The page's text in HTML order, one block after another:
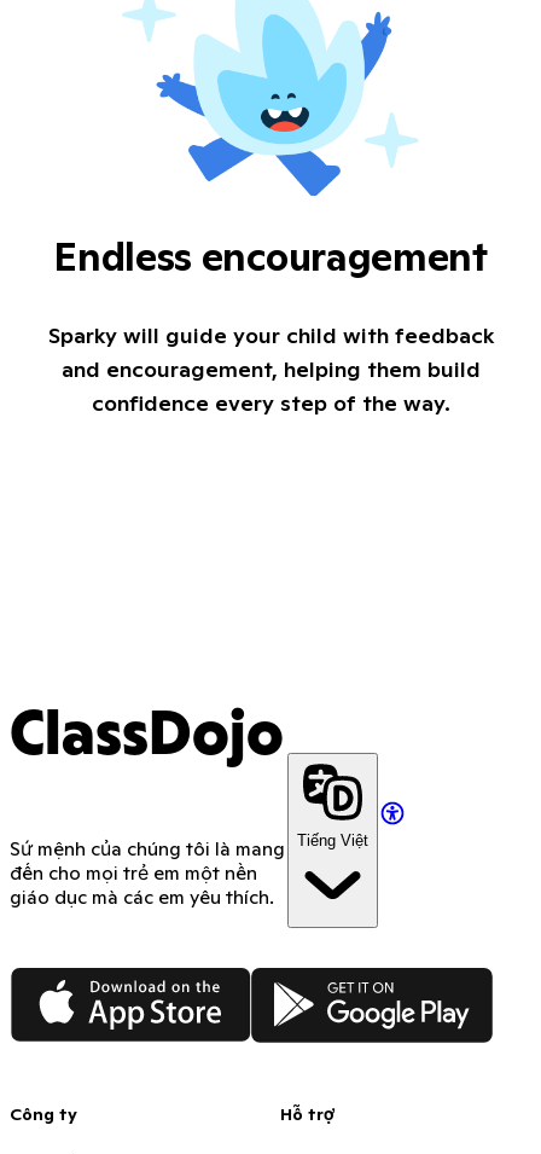
Endless encouragement
Sparky will guide your child with feedback
and encouragement, helping them build
confidence every step of the way.
ClassDojo
Sứ mệnh của chúng tôi là mang
đến cho mọi trẻ em một nền
giáo dục mà các em yêu thích.
Tiếng Việt
App Store Google Play
Công ty Hỗ trợ